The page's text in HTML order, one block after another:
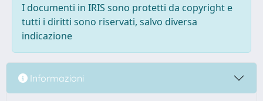
I documenti in IRIS sono protetti da copyright e
tutti i diritti sono riservati, salvo diversa
indicazione
Informazioni